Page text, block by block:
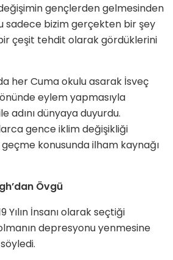
gençlerden gelmesinden
sadece bizim gerçekten bir şey
bir çeşit tehdit olarak gördüklerini
her Cuma okulu asarak İsveç
eylem yapmasıyla
adını dünyaya duyurdu.
gence iklim değişikliği
konusunda ilham kaynağı
Övgü
Yılın İnsanı olarak seçtiği
depresyonu yenmesine